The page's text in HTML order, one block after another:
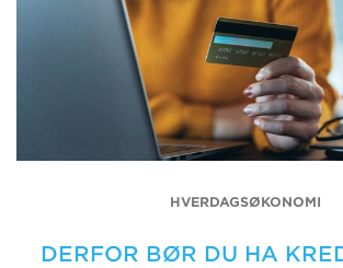
HVERDAGSØKONOMI
DERFOR BØR DU HA